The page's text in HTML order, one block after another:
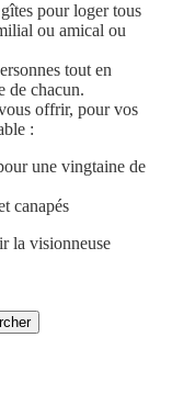
pour loger tous
ou amical ou
tout en
de chacun.
offrir, pour vos
:
une vingtaine de
canapés
la visionneuse